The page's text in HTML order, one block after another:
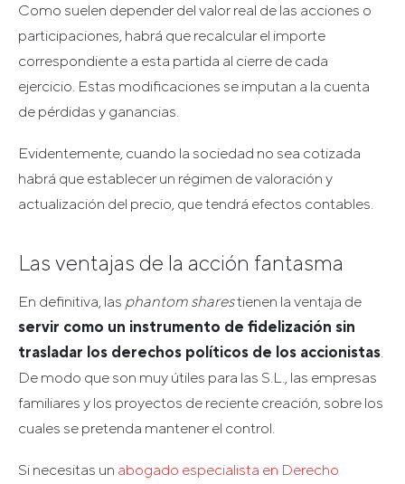
Como suelen depender del valor real de las acciones o
participaciones, habrá que recalcular el importe
correspondiente a esta partida al cierre de cada
ejercicio. Estas modificaciones se imputan a la cuenta
de pérdidas y ganancias.
Evidentemente, cuando la sociedad no sea cotizada
habrá que establecer un régimen de valoración y
actualización del precio, que tendrá efectos contables.
Las ventajas de la acción fantasma
En definitiva, las phantom sharestienen la ventaja de
servir como un instrumento de fidelización sin
trasladar los derechos políticos de los accionistas.
De modo que son muy útiles para las S.L., las empresas
familiares y los proyectos de reciente creación, sobre los
cuales se pretenda mantener el control.
Si necesitas un abogado especialista en Derecho